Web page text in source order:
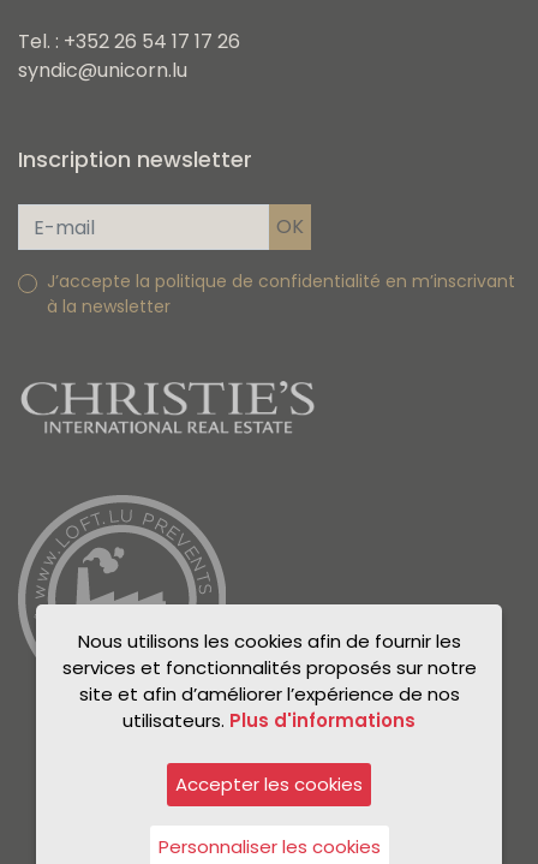
Tel. : +352 26 54 17 17 26
syndic@unicorn.lu
Inscription newsletter
J’accepte la politique de confidentialité en m’inscrivant
à la newsletter
Politique de confidentialité
Nous utilisons les cookies afin de fournir les
services et fonctionnalités proposés sur notre
site et afin d’améliorer l’expérience de nos
utilisateurs. Plus d'informations
Accepter les cookies
Personnaliser les cookies